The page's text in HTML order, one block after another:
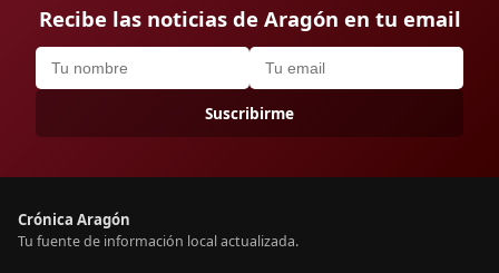
Recibe las noticias de Aragón en tu email
Suscribirme
Crónica Aragón
Tu fuente de información local actualizada.